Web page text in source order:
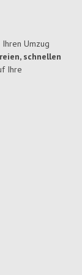
Umzug
schnellen
Ihre